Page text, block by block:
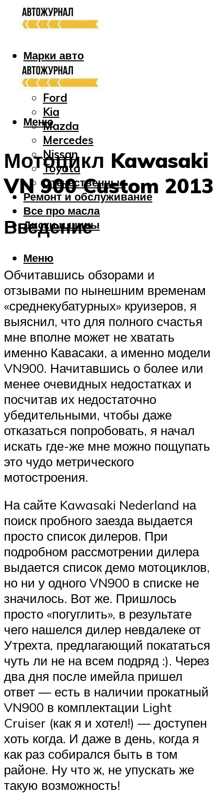
Марки авто
Audi
Bmw
Ford
Kia
Mazda
Mercedes
Nissan
Toyota
Отечественные
Ремонт и обслуживание
Все про масла
Диски и шины
Меню
Меню
Мотоцикл Kawasaki
VN 900 Custom 2013
Введение
Обчитавшись обзорами и
отзывами по нынешним временам
«среднекубатурных» круизеров, я
выяснил, что для полного счастья
мне вполне может не хватать
именно Кавасаки, а именно модели
VN900. Начитавшись о более или
менее очевидных недостатках и
посчитав их недостаточно
убедительными, чтобы даже
отказаться попробовать, я начал
искать где-же мне можно пощупать
это чудо метрического
мотостроения.
На сайте Kawasaki Nederland на
поиск пробного заезда выдается
просто список дилеров. При
подробном рассмотрении дилера
выдается список демо мотоциклов,
но ни у одного VN900 в списке не
значилось. Вот же. Пришлось
просто «погуглить», в результате
чего нашелся дилер невдалеке от
Утрехта, предлагающий покататься
чуть ли не на всем подряд :). Через
два дня после имейла пришел
ответ — есть в наличии прокатный
VN900 в комплектации Light
Cruiser (как я и хотел!) — доступен
хоть когда. И даже в день, когда я
как раз собирался быть в том
районе. Ну что ж, не упускать же
такую возможность!